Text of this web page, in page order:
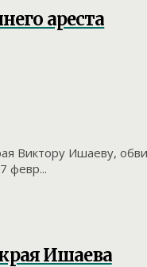
ареста
Виктору Ишаеву,
февр...
Ишаева